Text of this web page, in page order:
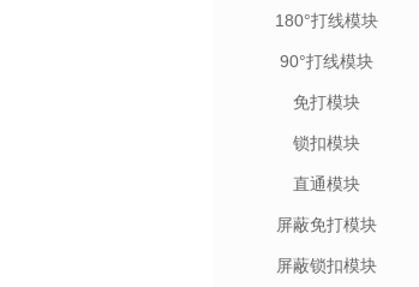
180°打线模块
90°打线模块
免打模块
锁扣模块
直通模块
屏蔽免打模块
屏蔽锁扣模块